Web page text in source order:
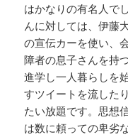
はかなりの有名人で
んに対しては、伊藤
の宣伝カーを使い、
障者の息子さんを持
進学し一人暮らしを
すツイートを流した
たい放題です。思想
は数に頼っての卑劣